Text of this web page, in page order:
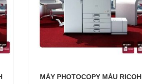
MÁY PHOTOCOPY MÀU RICOH